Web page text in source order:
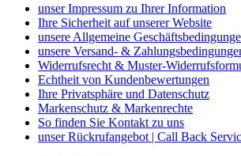
unser Impressum zu Ihrer Information
Ihre Sicherheit auf unserer Website
unsere Allgemeine
unsere Versand- &
Widerrufsrecht & Muster-
Echtheit von Kundenbewertungen
Ihre Privatsphäre und Datenschutz
Markenschutz & Markenrechte
So finden Sie Kontakt zu uns
unser Rückrufangebot | Call Back